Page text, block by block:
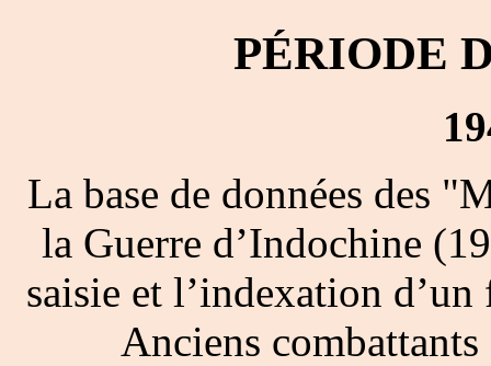
PÉRIODE
La base de données des
la Guerre d’Indochine
saisie et l’indexation
Anciens